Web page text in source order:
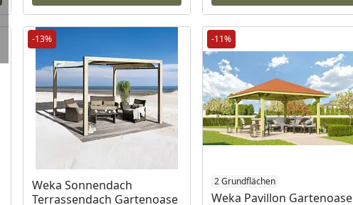
-13%
Weka Sonnendach
Terrassendach Gartenoase
-11%
2 Grundflächen
Weka Pavillon Gartenoase